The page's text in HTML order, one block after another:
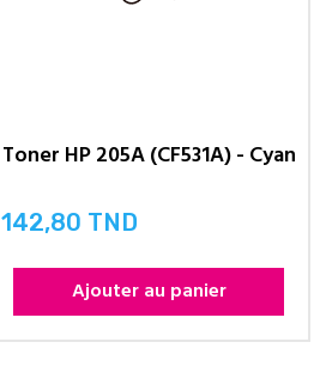
Toner HP 205A (CF531A) - Cyan
Prix
142,80 TND
Ajouter au panier